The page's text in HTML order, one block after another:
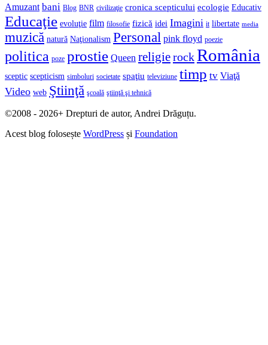
Amuzant bani Blog BNR civilizaţie cronica scepticului ecologie Educativ
Educaţie evoluţie film filosofie fizică idei Imagini it libertate media
muzică natură Naţionalism Personal pink floyd poezie
politica poze prostie Queen religierockRomânia
sceptic scepticism simboluri societate spaţiu televiziune timp tv Viaţă
Video web Ştiinţă şcoală ştiinţă şi tehnică
©2008 - 2026+ Drepturi de autor, Andrei Drăguțu.
Acest blog folosește WordPress și Foundation